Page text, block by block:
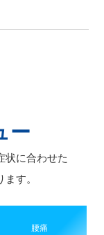
ー
状に合わせた
す。
腰痛